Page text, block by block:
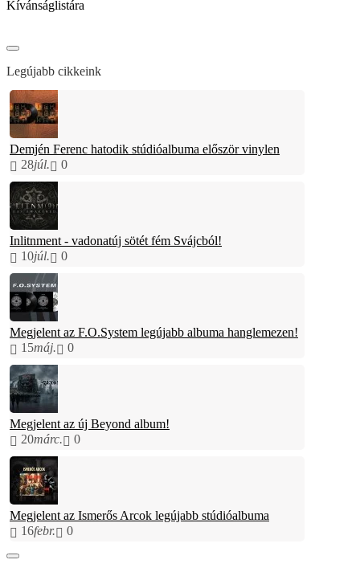
Kívánságlistára
Legújabb cikkeink
Demjén Ferenc hatodik stúdióalbuma először vinylen
28júl. 0
Inlitnment - vadonatúj sötét fém Svájcból!
10júl. 0
Megjelent az F.O.System legújabb albuma hanglemezen!
15máj. 0
Megjelent az új Beyond album!
20márc. 0
Megjelent az Ismerős Arcok legújabb stúdióalbuma
16febr. 0